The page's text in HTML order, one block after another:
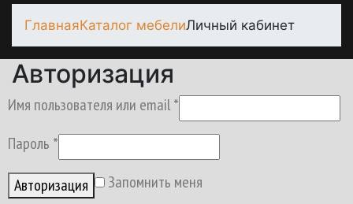
ГлавнаяКаталог мебелиЛичный кабинет
Авторизация
Имя пользователя или email*
Пароль *
Авторизация
Запомнить меня